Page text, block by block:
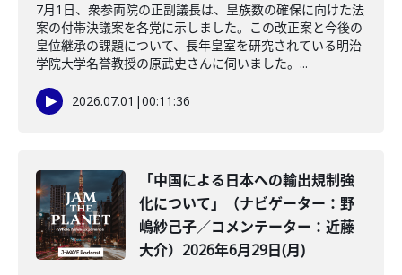
7月1日、衆参両院の正副議長は、皇族数の確保に向けた法
案の付帯決議案を各党に示しました。この改正案と今後の
皇位継承の課題について、長年皇室を研究されている明治
学院大学名誉教授の原武史さんに伺いました。...
2026.07.01 |00:11:36
「中国による日本への輸出規制強
化について」（ナビゲーター：野
嶋紗己子／コメンテーター：近藤
大介）2026年6月29日(月)